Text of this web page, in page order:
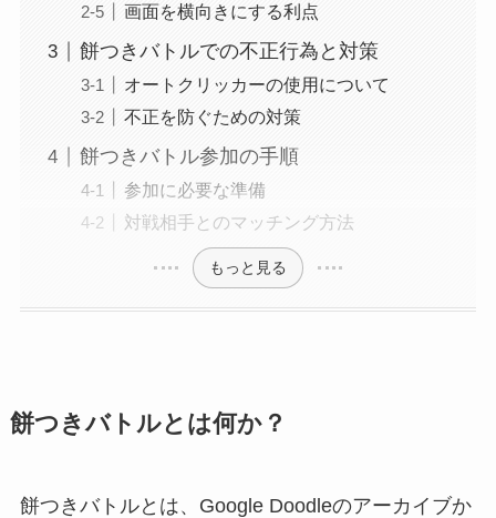
画面を横向きにする利点
餅つきバトルでの不正行為と対策
オートクリッカーの使用について
不正を防ぐための対策
餅つきバトル参加の手順
参加に必要な準備
対戦相手とのマッチング方法
もっと見る
餅つきバトルとは何か？
餅つきバトルとは、Google Doodleのアーカイブか